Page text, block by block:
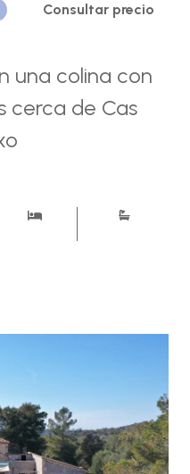
Consultar precio
una colina con
cerca de Cas